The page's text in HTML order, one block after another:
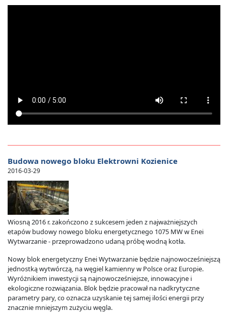
Budowa nowego bloku Elektrowni Kozienice
2016-03-29
Wiosną 2016 r. zakończono z sukcesem jeden z najważniejszych
etapów budowy nowego bloku energetycznego 1075 MW w Enei
Wytwarzanie - przeprowadzono udaną próbę wodną kotła.
Nowy blok energetyczny Enei Wytwarzanie będzie najnowocześniejszą
jednostką wytwórczą, na węgiel kamienny w Polsce oraz Europie.
Wyróżnikiem inwestycji są najnowocześniejsze, innowacyjne i
ekologiczne rozwiązania. Blok będzie pracował na nadkrytyczne
parametry pary, co oznacza uzyskanie tej samej ilości energii przy
znacznie mniejszym zużyciu węgla.